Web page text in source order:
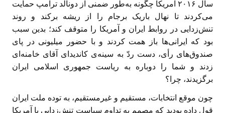
‏سال ۲۰۱۶ آمریکا چگونه به‌طور ضمنی از دونالد ترامپ حمایت
می‌کردند تا نهال باریک برجام را از ریشه برکند و روند
تنش‌زدايی در روابط ایران و آمریکا را متوقف کند؛ بدین سبب
بود که ایرانی‌ها باز همت کردند و با حضور میلیونی در پای
صندوق‌های رأی، دست ردّ به سینه‌ی کاندیدای آقای خامنه‌ای
زدند و شما را دوباره به ریاست جمهوری اسلامی ایران
برگزیدند، چرا؟
چون موقع انتخابات، مستقیم و غیرمستقیم، به توده ملت ایران
قول داده بودید که مصمم به تداوم سیاست تنش‌زدايی با آمریکا